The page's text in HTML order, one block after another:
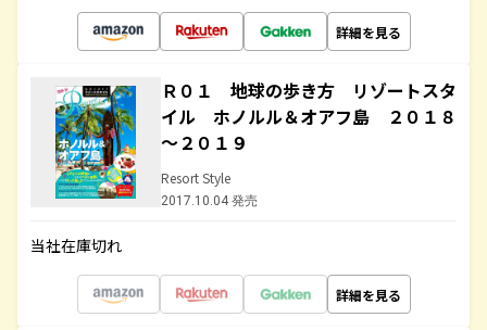
詳細を見る
Ｒ０１ 地球の歩き方 リゾートスタ
イル ホノルル＆オアフ島 ２０１８
～２０１９
Resort Style
2017.10.04 発売
当社在庫切れ
詳細を見る